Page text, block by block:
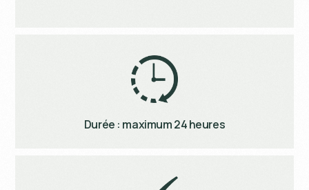
Durée : maximum 24 heures